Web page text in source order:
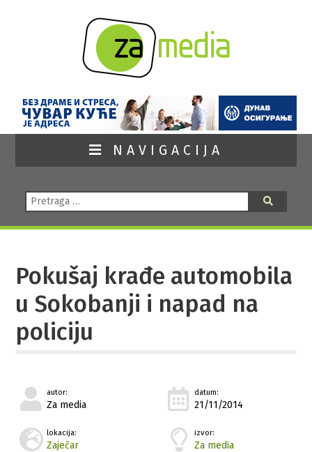
NAVIGACIJA
Pretraga:
Pokušaj krađe automobila
u Sokobanji i napad na
policiju
autor:
Za media
datum:
21/11/2014
lokacija:
Zaječar
izvor:
Za media